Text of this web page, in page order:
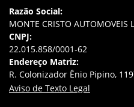
Razão Social:
MONTE CRISTO AUTOMOVEIS
CNPJ:
22.015.858/0001-62
Endereço Matriz:
R. Colonizador Ênio Pipino,
Aviso de Texto Legal